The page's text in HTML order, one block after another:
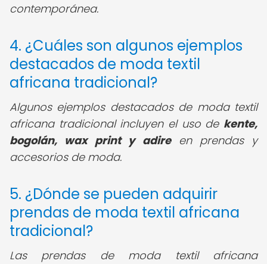
contemporánea.
4. ¿Cuáles son algunos ejemplos
destacados de moda textil
africana tradicional?
Algunos ejemplos destacados de moda textil
africana tradicional incluyen el uso de kente,
bogolán, wax print y adireen prendas y
accesorios de moda.
5. ¿Dónde se pueden adquirir
prendas de moda textil africana
tradicional?
Las prendas de moda textil africana